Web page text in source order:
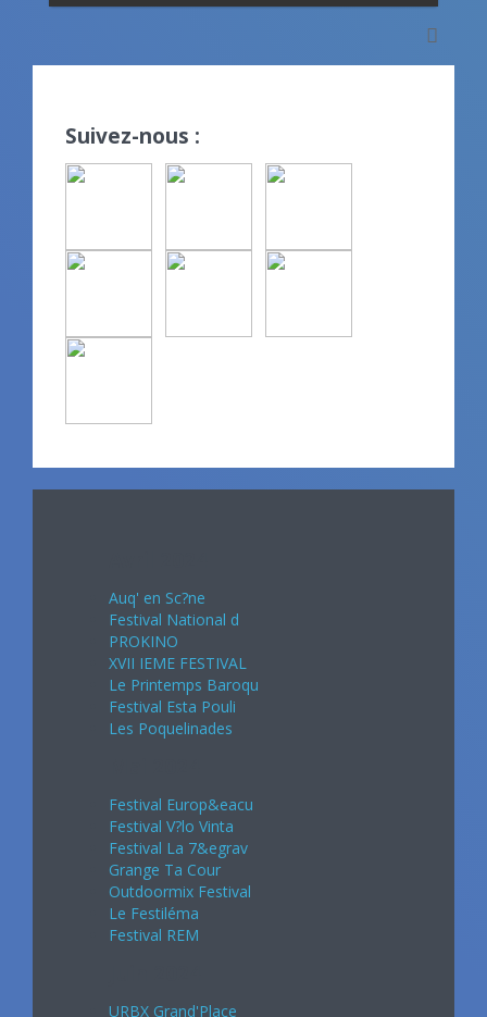
Suivez-nous :
Auq' en Sc?ne
Festival National d
PROKINO
XVII IEME FESTIVAL
Le Printemps Baroqu
Festival Esta Pouli
Les Poquelinades
Festival Europ&eacu
Festival V?lo Vinta
Festival La 7&egrav
Grange Ta Cour
Outdoormix Festival
Le Festiléma
Festival REM
URBX Grand'Place